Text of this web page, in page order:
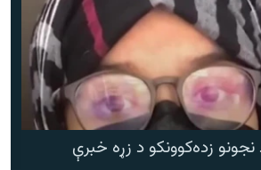
زده‌کوونکو د زړه خبرې